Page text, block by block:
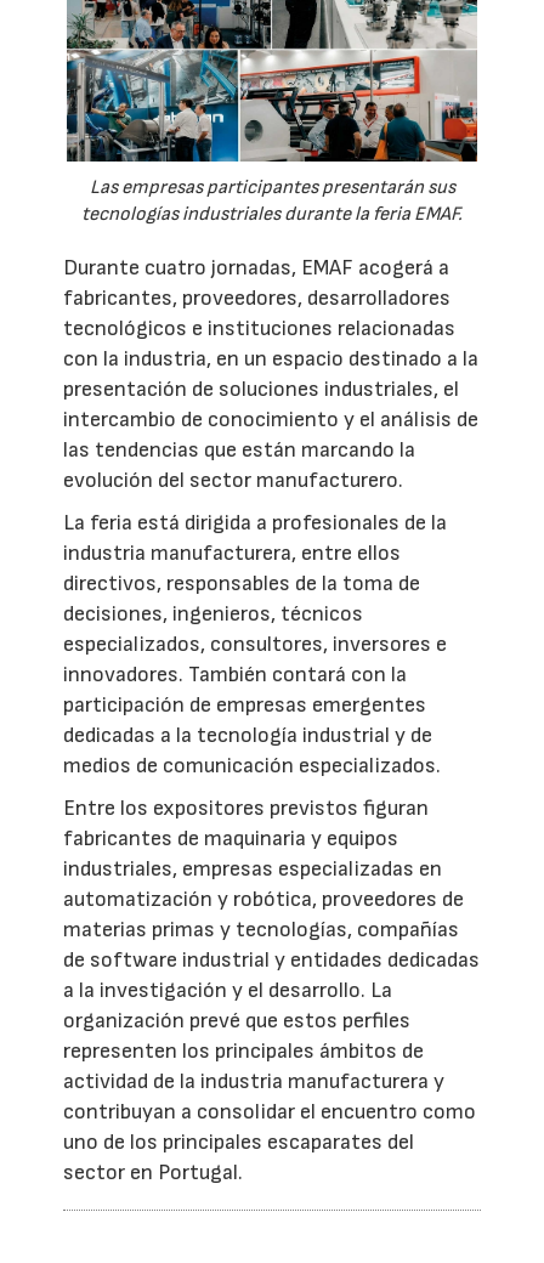
Las empresas participantes presentarán sus
tecnologías industriales durante la feria EMAF.
Durante cuatro jornadas, EMAF acogerá a
fabricantes, proveedores, desarrolladores
tecnológicos e instituciones relacionadas
con la industria, en un espacio destinado a la
presentación de soluciones industriales, el
intercambio de conocimiento y el análisis de
las tendencias que están marcando la
evolución del sector manufacturero.
La feria está dirigida a profesionales de la
industria manufacturera, entre ellos
directivos, responsables de la toma de
decisiones, ingenieros, técnicos
especializados, consultores, inversores e
innovadores. También contará con la
participación de empresas emergentes
dedicadas a la tecnología industrial y de
medios de comunicación especializados.
Entre los expositores previstos figuran
fabricantes de maquinaria y equipos
industriales, empresas especializadas en
automatización y robótica, proveedores de
materias primas y tecnologías, compañías
de software industrial y entidades dedicadas
a la investigación y el desarrollo. La
organización prevé que estos perfiles
representen los principales ámbitos de
actividad de la industria manufacturera y
contribuyan a consolidar el encuentro como
uno de los principales escaparates del
sector en Portugal.